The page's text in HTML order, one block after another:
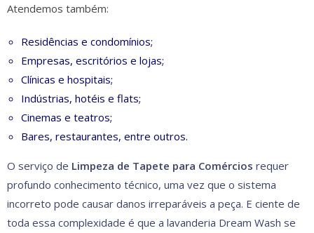
Atendemos também:
Residências e condomínios;
Empresas, escritórios e lojas;
Clínicas e hospitais;
Indústrias, hotéis e flats;
Cinemas e teatros;
Bares, restaurantes, entre outros.
O serviço de Limpeza de Tapete para Comércios requer
profundo conhecimento técnico, uma vez que o sistema
incorreto pode causar danos irreparáveis a peça. E ciente de
toda essa complexidade é que a lavanderia Dream Wash se